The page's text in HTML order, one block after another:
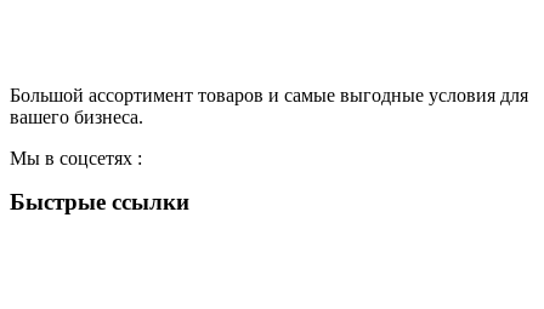
Большой ассортимент товаров и самые выгодные условия для
вашего бизнеса.
Мы в соцсетях :
Быстрые ссылки